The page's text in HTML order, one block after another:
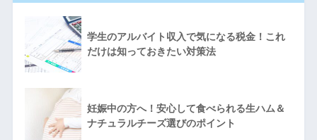
学生のアルバイト収入で気になる税金！これ
だけは知っておきたい対策法
妊娠中の方へ！安心して食べられる生ハム＆
ナチュラルチーズ選びのポイント